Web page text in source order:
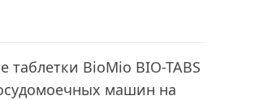
BioMio BIO-TABS
машин на